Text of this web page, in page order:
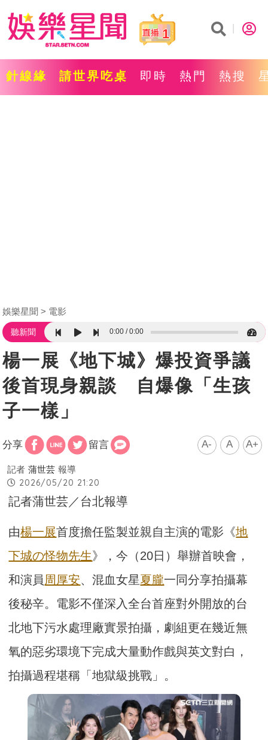
1
針線緣 請世界吃桌 即時 熱門 熱搜
娛樂星聞 電影
聽新聞 0:00 0:00
楊一展《地下城》爆投資爭議
後首現身親談 自爆像「生孩
子一樣」
分享 留言 A- A A+
記者 蒲世芸 報導
2026/05/20 21:20
記者蒲世芸／台北報導
由楊一展首度擔任監製並親自主演的電影《地
下城の怪物先生》，今（20日）舉辦首映會，
和演員 周厚安、混血女星夏朧一同分享拍攝幕
後秘辛。電影不僅深入全台首座對外開放的台
北地下污水處理廠實景拍攝，劇組更在幾近無
氧的惡劣環境下完成大量動作戲與英文對白，
拍攝過程堪稱「地獄級挑戰」。